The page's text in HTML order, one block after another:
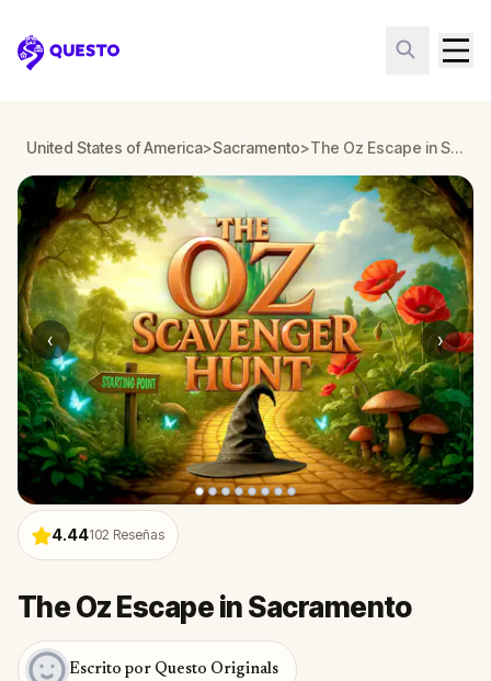
Questo
United States of America>Sacramento> The Oz Escape in Sacramento
‹ ›
4.44102 Reseñas
The Oz Escape in Sacramento
Escrito por Questo Originals